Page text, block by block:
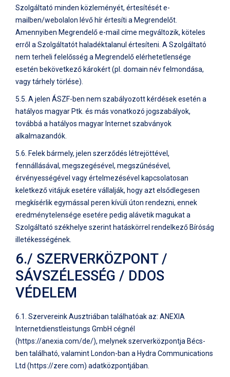
Szolgáltató minden közleményét, értesítését e-
mailben/webolalon lévő hír értesíti a Megrendelőt.
Amennyiben Megrendelő e-mail címe megváltozik, köteles
erről a Szolgáltatót haladéktalanul értesíteni. A Szolgáltató
nem terheli felelősség a Megrendelő elérhetetlensége
esetén bekövetkező károkért (pl. domain név felmondása,
vagy tárhely törlése).
5.5. A jelen ÁSZF-ben nem szabályozott kérdések esetén a
hatályos magyar Ptk. és más vonatkozó jogszabályok,
továbbá a hatályos magyar Internet szabványok
alkalmazandók.
5.6. Felek bármely, jelen szerződés létrejöttével,
fennállásával, megszegésével, megszűnésével,
érvényességével vagy értelmezésével kapcsolatosan
keletkező vitájuk esetére vállalják, hogy azt elsődlegesen
megkísérlik egymással peren kívüli úton rendezni, ennek
eredménytelensége esetére pedig alávetik magukat a
Szolgáltató székhelye szerint hatáskörrel rendelkező Bíróság
illetékességének.
6./ SZERVERKÖZPONT /
SÁVSZÉLESSÉG / DDOS
VÉDELEM
6.1. Szervereink Ausztriában találhatóak az: ANEXIA
Internetdienstleistungs GmbH cégnél
(https://anexia.com/de/), melynek szerverközpontja Bécs-
ben található, valamint London-ban a Hydra Communications
Ltd (https://zere.com) adatközpontjában.